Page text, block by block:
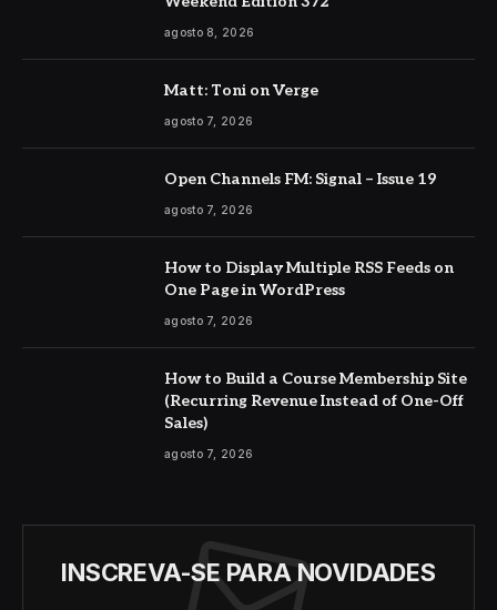
agosto 8, 2026
Matt: Toni on Verge
agosto 7, 2026
Open Channels FM: Signal – Issue 19
agosto 7, 2026
How to Display Multiple RSS Feeds on
One Page in WordPress
agosto 7, 2026
How to Build a Course Membership Site
(Recurring Revenue Instead of One-Off
Sales)
agosto 7, 2026
INSCREVA-SE PARA NOVIDADES